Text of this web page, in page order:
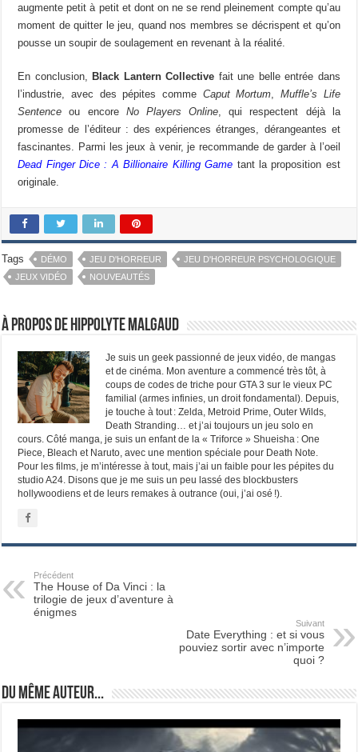
augmente petit à petit et dont on ne se rend pleinement compte qu’au
moment de quitter le jeu, quand nos membres se décrispent et qu’on
pousse un soupir de soulagement en revenant à la réalité.
En conclusion, Black Lantern Collective fait une belle entrée dans
l’industrie, avec des pépites comme Caput Mortum ,Muffle’s Life
Sentence ou encore No Players Online , qui respectent déjà la
promesse de l’éditeur : des expériences étranges, dérangeantes et
fascinantes. Parmi les jeux à venir, je recommande de garder à l’oeil
Dead Finger Dice : A Billionaire Killing Game tant la proposition est
originale.
Tags DÉMO JEU D'HORREUR
JEU D'HORREUR PSYCHOLOGIQUE
JEUX VIDÉO
NOUVEAUTÉS
À propos de Hippolyte Malgaud
Je suis un geek passionné de jeux vidéo, de mangas
et de cinéma. Mon aventure a commencé très tôt, à
coups de codes de triche pour GTA 3 sur le vieux PC
familial (armes infinies, un droit fondamental). Depuis,
je touche à tout : Zelda, Metroid Prime, Outer Wilds,
Death Stranding… et j’ai toujours un jeu solo en
cours. Côté manga, je suis un enfant de la « Triforce » Shueisha : One
Piece, Bleach et Naruto, avec une mention spéciale pour Death Note.
Pour les films, je m’intéresse à tout, mais j’ai un faible pour les pépites du
studio A24. Disons que je me suis un peu lassé des blockbusters
hollywoodiens et de leurs remakes à outrance (oui, j’ai osé !).
Précédent
The House of Da Vinci : la
trilogie de jeux d’aventure à
énigmes
Suivant
Date Everything : et si vous
pouviez sortir avec n’importe
quoi ?
Du même auteur...